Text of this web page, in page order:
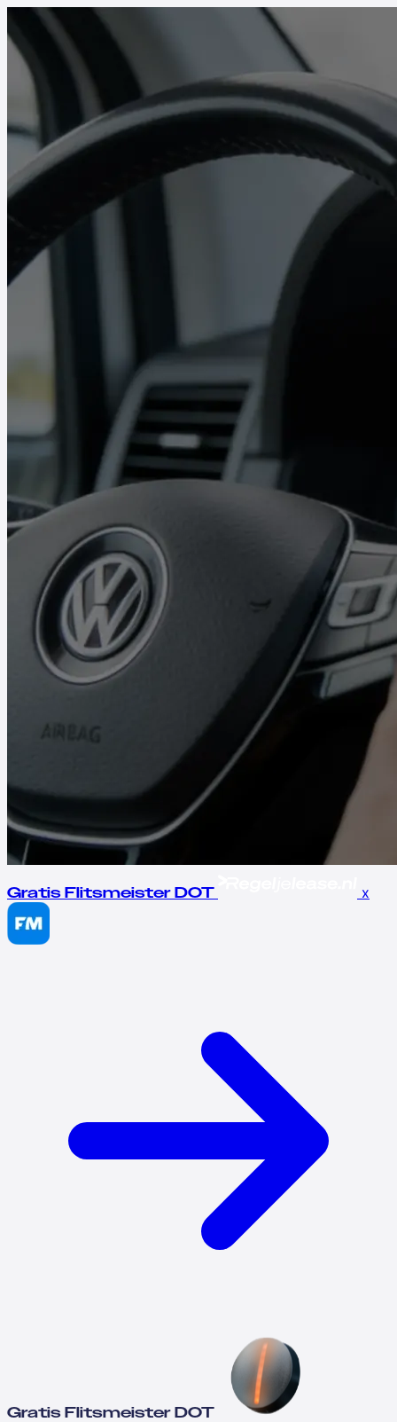
Gratis Flitsmeister DOT x
Gratis Flitsmeister DOT